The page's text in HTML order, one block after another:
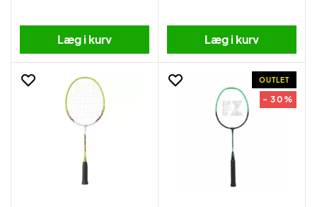
Læg i kurv Læg i kurv
OUTLET
- 30%